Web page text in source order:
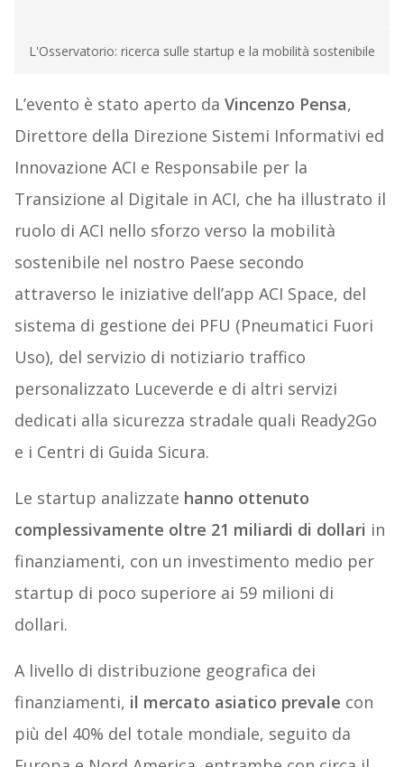
L'Osservatorio: ricerca sulle startup e la mobilità sostenibile
L’evento è stato aperto da Vincenzo Pensa,
Direttore della Direzione Sistemi Informativi ed
Innovazione ACI e Responsabile per la
Transizione al Digitale in ACI, che ha illustrato il
ruolo di ACI nello sforzo verso la mobilità
sostenibile nel nostro Paese secondo
attraverso le iniziative dell’app ACI Space, del
sistema di gestione dei PFU (Pneumatici Fuori
Uso), del servizio di notiziario traffico
personalizzato Luceverde e di altri servizi
dedicati alla sicurezza stradale quali Ready2Go
e i Centri di Guida Sicura.
Le startup analizzate hanno ottenuto
complessivamente oltre 21 miliardi di dollari in
finanziamenti, con un investimento medio per
startup di poco superiore ai 59 milioni di
dollari.
A livello di distribuzione geografica dei
finanziamenti, il mercato asiatico prevale con
più del 40% del totale mondiale, seguito da